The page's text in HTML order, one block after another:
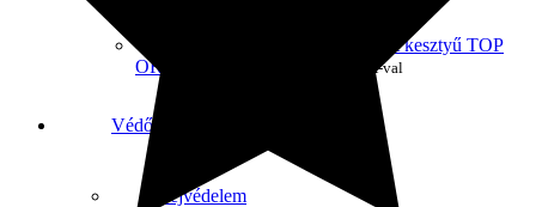
Kombinált kesztyű TOP
ORANGE
ÁFA-val
Védőeszközök
Fejvédelem